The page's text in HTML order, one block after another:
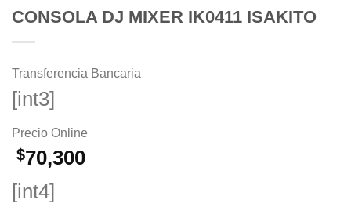
CONSOLA DJ MIXER IK0411 ISAKITO
Transferencia Bancaria
[int3]
Precio Online
$70,300
[int4]